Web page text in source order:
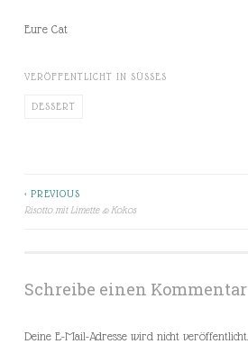
Eure Cat
VERÖFFENTLICHT IN SÜSSES
DESSERT
Beitragsnavigation
< PREVIOUS
Risotto mit Limette & Kokos
Schreibe einen Kommentar
Deine E-Mail-Adresse wird nicht veröffentlicht.